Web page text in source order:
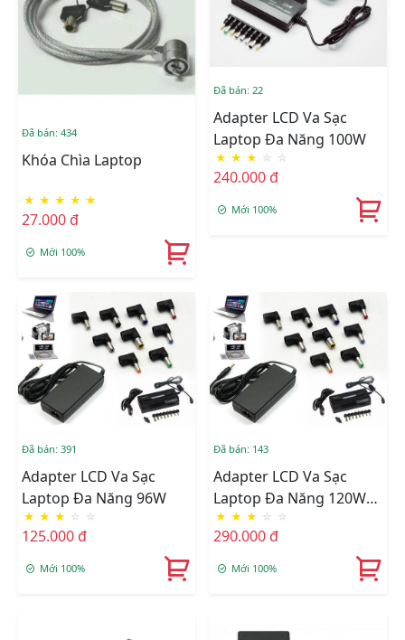
Đã bán: 434
Khóa Chìa Laptop
★ ★ ★ ★ ★
27.000 đ
Mới 100%
Đã bán: 22
Adapter LCD Va Sạc
Laptop Đa Năng 100W
★ ★ ★ ☆ ☆
240.000 đ
Mới 100%
Đã bán: 391
Adapter LCD Va Sạc
Laptop Đa Năng 96W
★ ★ ★ ☆ ☆
125.000 đ
Mới 100%
Đã bán: 143
Adapter LCD Va Sạc
Laptop Đa Năng 120W
505A
★ ★ ★ ☆ ☆
290.000 đ
Mới 100%